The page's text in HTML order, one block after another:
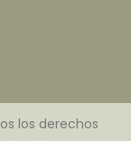
los derechos